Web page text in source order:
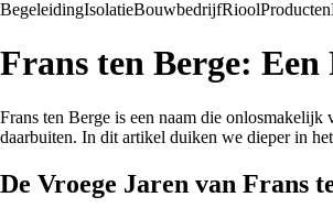
BegeleidingIsolatieBouwbedrijfRioolProducten
Frans ten Berge:
Frans ten Berge is een naam die
daarbuiten. In dit artikel duiken we dieper in
De Vroege Jaren van Frans